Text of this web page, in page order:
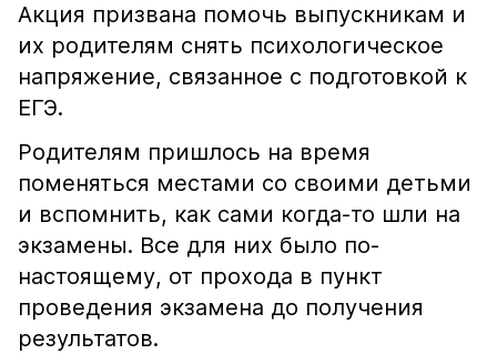
Акция призвана помочь выпускникам и
их родителям снять психологическое
напряжение, связанное с подготовкой к
ЕГЭ.
Родителям пришлось на время
поменяться местами со своими детьми
и вспомнить, как сами когда-то шли на
экзамены. Все для них было по-
настоящему, от прохода в пункт
проведения экзамена до получения
результатов.